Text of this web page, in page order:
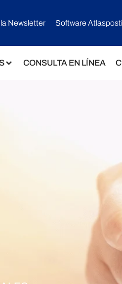
Newsletter Software
CONSULTA EN LÍNEA